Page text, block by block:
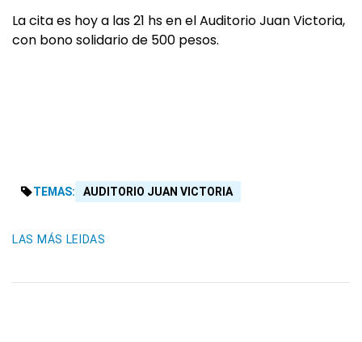
La cita es hoy a las 21 hs en el Auditorio Juan Victoria,
con bono solidario de 500 pesos.
TEMAS: AUDITORIO JUAN VICTORIA
LAS MÁS LEIDAS